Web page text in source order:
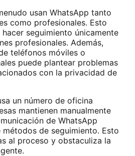
usan WhatsApp tanto
como profesionales. Esto
seguimiento únicamente
profesionales. Además,
teléfonos móviles o
puede plantear problemas
con la privacidad de
un número de oficina
mantienen manualmente
de WhatsApp
de seguimiento. Esto
al proceso y obstaculiza la